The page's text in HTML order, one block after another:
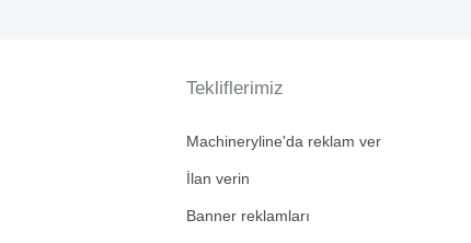
Tekliflerimiz
Machineryline'da reklam ver
İlan verin
Banner reklamları